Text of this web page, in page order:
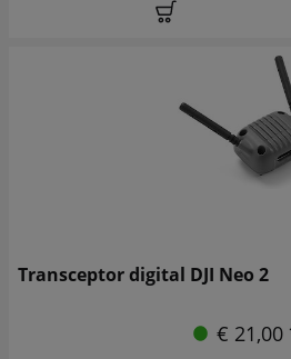
Transceptor digital DJI Neo 2
€ 21,00